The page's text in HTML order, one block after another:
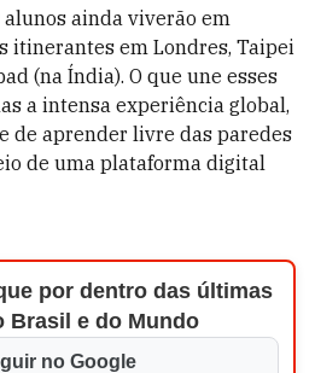
alunos ainda viverão em
itinerantes em Londres, Taipei
(na Índia). O que une esses
a intensa experiência global,
de aprender livre das paredes
de uma plataforma digital
por dentro das últimas
Brasil e do Mundo
no Google